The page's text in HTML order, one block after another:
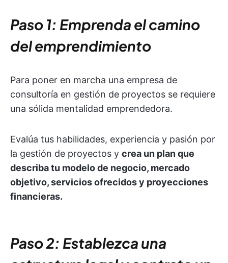
Paso 1: Emprenda el camino
del emprendimiento
Para poner en marcha una empresa de
consultoría en gestión de proyectos se requiere
una sólida mentalidad emprendedora.
Evalúa tus habilidades, experiencia y pasión por
la gestión de proyectos y crea un plan que
describa tu modelo de negocio, mercado
objetivo, servicios ofrecidos y proyecciones
financieras.
Paso 2: Establezca una